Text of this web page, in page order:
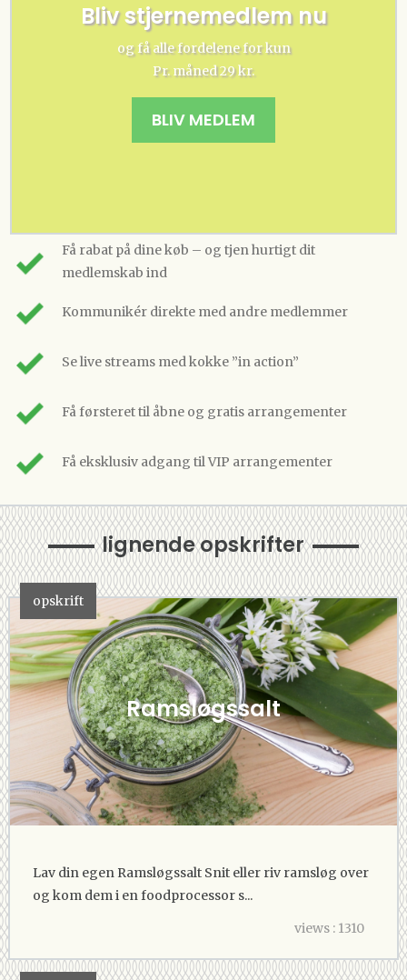
Bliv stjernemedlem nu
og få alle fordelene for kun
Pr. måned 29 kr.
BLIV MEDLEM
Få rabat på dine køb – og tjen hurtigt dit
medlemskab ind
Kommunikér direkte med andre medlemmer
Se live streams med kokke ”in action”
Få førsteret til åbne og gratis arrangementer
Få eksklusiv adgang til VIP arrangementer
lignende opskrifter
opskrift
Ramsløgssalt
Lav din egen Ramsløgssalt Snit eller riv ramsløg over
og kom dem i en foodprocessor s...
views : 1310